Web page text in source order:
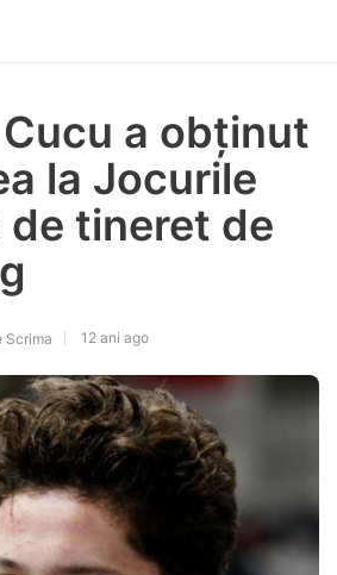
a obținut
la Jocurile
de tineret de
Scrima 12 ani ago